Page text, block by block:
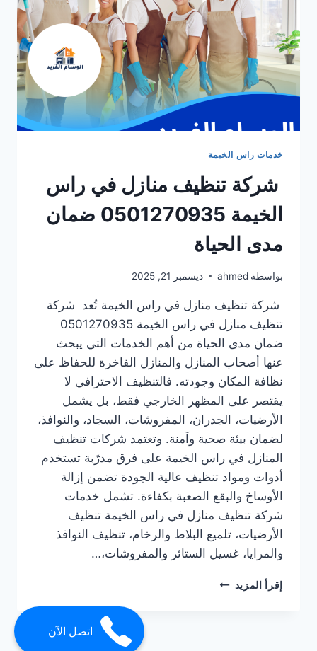
خدمات راس الخيمة
شركة تنظيف منازل في راس
الخيمة 0501270935 ضمان
مدى الحياة
بواسطة ahmed ديسمبر 21, 2025
شركة تنظيف منازل في راس الخيمة تُعد شركة
تنظيف منازل في راس الخيمة 0501270935
ضمان مدى الحياة من أهم الخدمات التي يبحث
عنها أصحاب المنازل والمنازل الفاخرة للحفاظ على
نظافة المكان وجودته. فالتنظيف الاحترافي لا
يقتصر على المظهر الخارجي فقط، بل يشمل
الأرضيات، الجدران، المفروشات، السجاد، والنوافذ،
لضمان بيئة صحية وآمنة. وتعتمد شركات تنظيف
المنازل في راس الخيمة على فرق مدرّبة تستخدم
أدوات ومواد تنظيف عالية الجودة تضمن إزالة
الأوساخ والبقع الصعبة بكفاءة. تشمل خدمات
شركة تنظيف منازل في راس الخيمة تنظيف
الأرضيات، تلميع البلاط والرخام، تنظيف النوافذ
والمرايا، غسيل الستائر والمفروشات،…
إقرأ المزيد شركة
اتصل الآن